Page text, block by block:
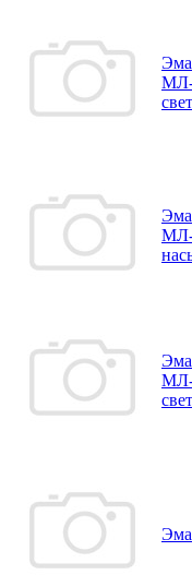
МЛ-
МЛ-
МЛ-